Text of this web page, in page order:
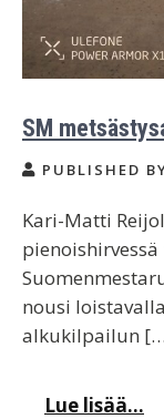
SM
PUBLISHED
Kari-Matti
nousi
alkukilpailun
Lue lisää...